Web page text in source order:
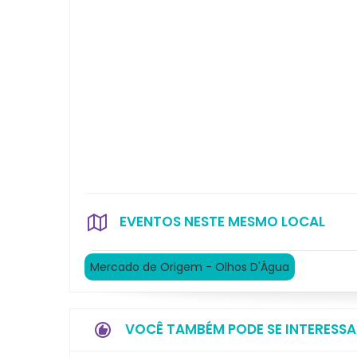
EVENTOS NESTE MESMO LOCAL
Mercado de Origem - Olhos D'Água
VOCÊ TAMBÉM PODE SE